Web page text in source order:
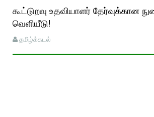
கூட்டுறவு உதவியாளர்‌ தேர்வுக்கான
வெளியீடு!
தமிழ்க்கடல்